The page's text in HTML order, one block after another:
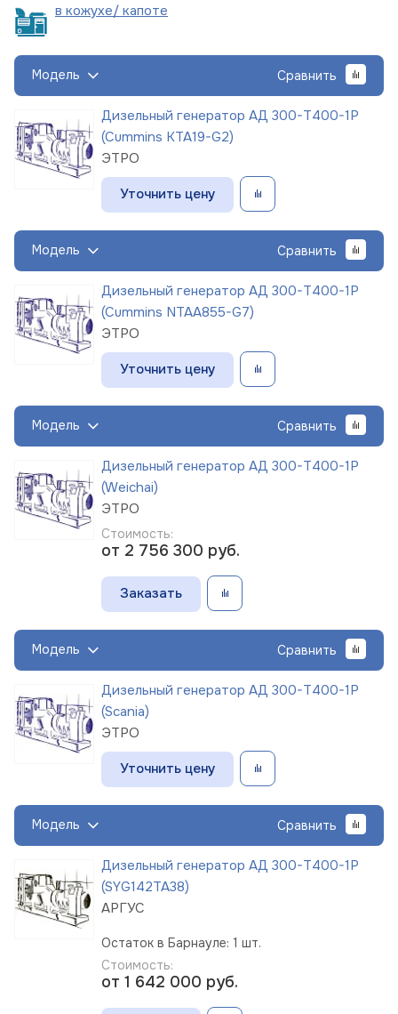
в кожухе/ капоте
Модель Сравнить
Дизельный генератор АД 300-Т400-1Р
(Cummins KTA19-G2)
ЭТРО
Уточнить цену
Модель Сравнить
Дизельный генератор АД 300-Т400-1Р
(Cummins NTAA855-G7)
ЭТРО
Уточнить цену
Модель Сравнить
Дизельный генератор АД 300-Т400-1Р
(Weichai)
ЭТРО
Стоимость:
от 2 756 300 руб.
Заказать
Модель Сравнить
Дизельный генератор АД 300-Т400-1Р
(Scania)
ЭТРО
Уточнить цену
Модель Сравнить
Дизельный генератор АД 300-Т400-1Р
(SYG142TA38)
АРГУС
Остаток в Барнауле: 1 шт.
Стоимость:
от 1 642 000 руб.